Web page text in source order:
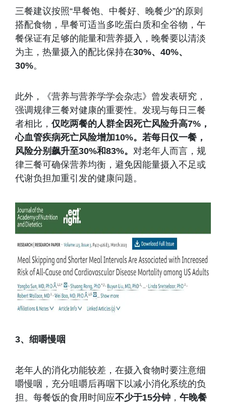
三餐建议按照“早餐饱、中餐好、晚餐少”的原则
搭配食物，早餐可适当多吃蛋白质和全谷物，午
餐保证有足够的能量和营养摄入，晚餐要以清淡
为主，热量摄入的配比保持在30%、40%、
30%。
此外，《营养与营养学学会杂志》曾发表研究，
强调规律三餐对健康的重要性。发现与每日三餐
者相比， 仅吃两餐的人群全因死亡风险升高7%，
心血管疾病死亡风险增加10%。若每日仅一餐，
风险分别飙升至30%和83%。 对老年人而言，规
律三餐可确保营养均衡，避免因能量摄入不足或
代谢负担加重引发的健康问题。
3、细嚼慢咽
老年人的消化功能较差，在摄入食物时要注意细
嚼慢咽，充分咀嚼后再咽下以减小消化系统的负
担。每餐饭的食用时间应不少于15分钟 ， 午晚餐